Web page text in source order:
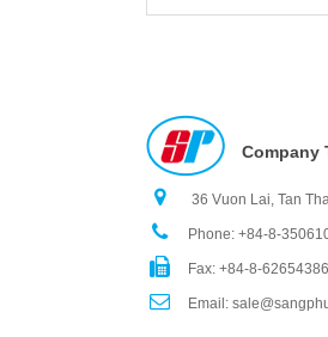
Company
36 Vuon Lai, Tan
Phone: +84-8-
Fax: +84-8-62654386
Email: